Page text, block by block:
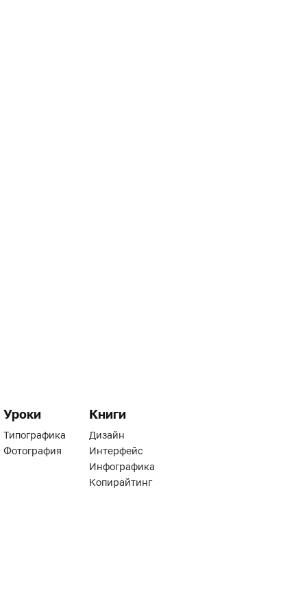
Уроки
Типографика
Фотография
Книги
Дизайн
Интерфейс
Инфографика
Копирайтинг